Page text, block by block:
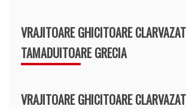
VRAJITOARE GHICITOARE
TAMADUITOARE GRECIA
VRAJITOARE GHICITOARE